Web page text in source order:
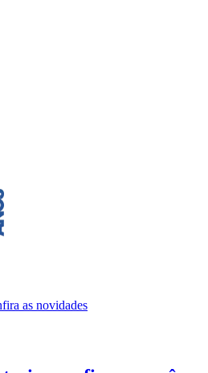
as novidades